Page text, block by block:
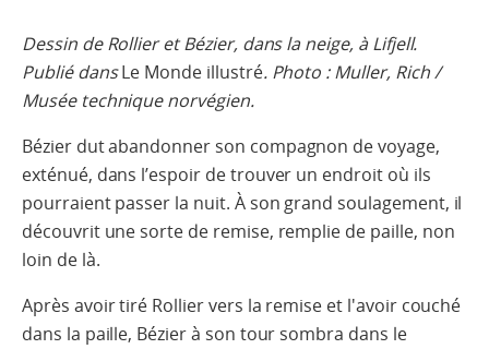
Dessin de Rollier et Bézier, dans la neige, à Lifjell.
Publié dansLe Monde illustré. Photo : Muller, Rich /
Musée technique norvégien.
Bézier dut abandonner son compagnon de voyage,
exténué, dans l’espoir de trouver un endroit où ils
pourraient passer la nuit. À son grand soulagement, il
découvrit une sorte de remise, remplie de paille, non
loin de là.
Après avoir tiré Rollier vers la remise et l'avoir couché
dans la paille, Bézier à son tour sombra dans le